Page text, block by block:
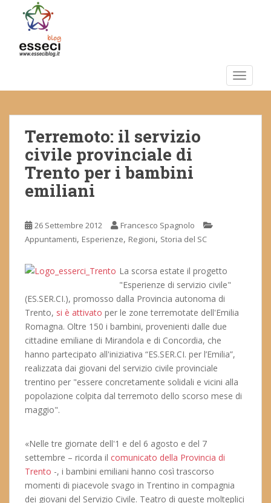
m
Terremoto: il servizio
civile provinciale di
Trento per i bambini
emiliani
26 Settembre 2012
Francesco Spagnolo
Appuntamenti, Esperienze, Regioni, Storia del SC
La scorsa estate il progetto
"Esperienze di servizio civile"
(ES.SER.CI.), promosso dalla Provincia autonoma di
Trento, si è attivato per le zone terremotate dell'Emilia
Romagna. Oltre 150 i bambini, provenienti dalle due
cittadine emiliane di Mirandola e di Concordia, che
hanno partecipato all'iniziativa “ES.SER.CI. per l’Emilia”,
realizzata dai giovani del servizio civile provinciale
trentino per "essere concretamente solidali e vicini alla
popolazione colpita dal terremoto dello scorso mese di
maggio".
«Nelle tre giornate dell'1 e del 6 agosto e del 7
settembre – ricorda il comunicato della Provincia di
Trento -, i bambini emiliani hanno così trascorso
momenti di piacevole svago in Trentino in compagnia
dei giovani del Servizio Civile. Teatro di queste molteplici